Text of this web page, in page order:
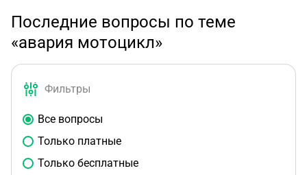
Последние вопросы по теме
«авария мотоцикл»
Фильтры
Все вопросы
Только платные
Только бесплатные